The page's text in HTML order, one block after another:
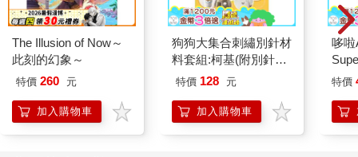
部開始像魔術方塊一樣旋轉扭動。
一圈、兩圈、三圈，原本雜亂無序的五官在一次又一次的旋轉中
逐漸歸位。
當最後一層方塊「喀」一聲扣上時，方塊人的正面不再是混亂的
五官，而是一張拼湊而成的完整人臉，眼睛、鼻子、嘴巴全都回
那張臉沒有表情，也看不出任何情緒，只是直勾勾地盯著綺媚。
此時綺媚早已忘了要逃跑，直到那張臉微微張開嘴唇，用像是不
The Illusion of Now～
此刻的幻象～
特價 260 元
加入購物車
狗狗大集合刺繡別針材
料套組:柯基(附別針，
含全程影音教學)
特價 128 元
加入購物車
哆
遊
特價